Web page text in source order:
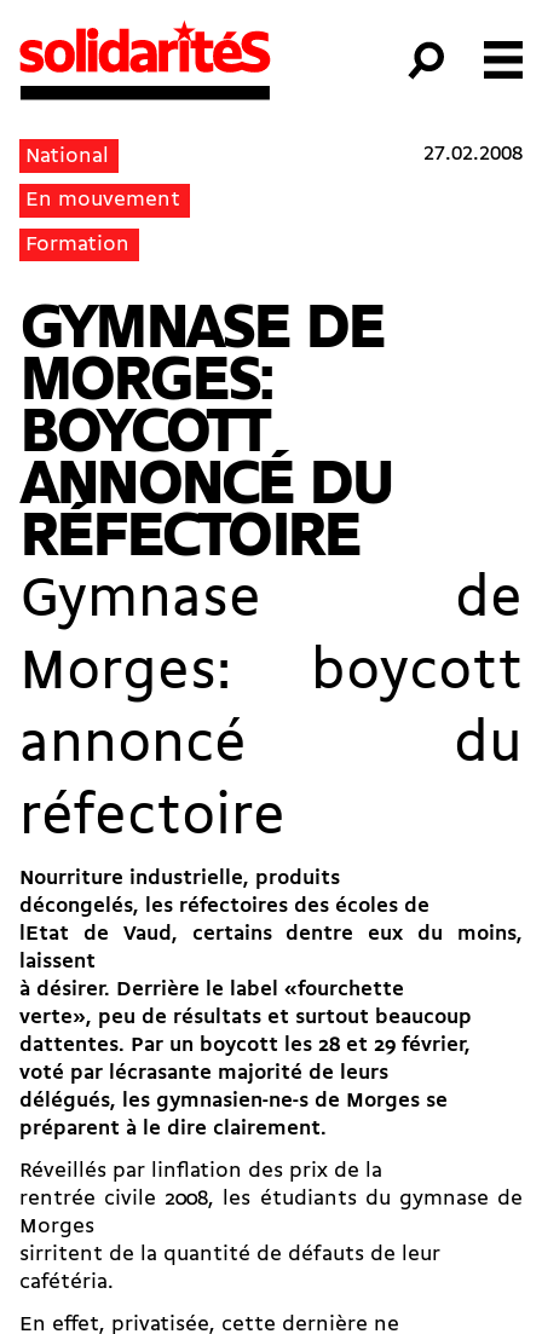
National
En mouvement
Formation
27.02.2008
GYMNASE DE
MORGES:
BOYCOTT
ANNONCÉ DU
RÉFECTOIRE
Gymnase de
Morges: boycott
annoncé du
réfectoire
Nourriture industrielle, produits
décongelés, les réfectoires des écoles de
lEtat de Vaud, certains dentre eux du moins,
laissent
à désirer. Derrière le label «fourchette
verte», peu de résultats et surtout beaucoup
dattentes. Par un boycott les 28 et 29 février,
voté par lécrasante majorité de leurs
délégués, les gymnasien-ne-s de Morges se
préparent à le dire clairement.
Réveillés par linflation des prix de la
rentrée civile 2008, les étudiants du gymnase de
Morges
sirritent de la quantité de défauts de leur
cafétéria.
En effet, privatisée, cette dernière ne